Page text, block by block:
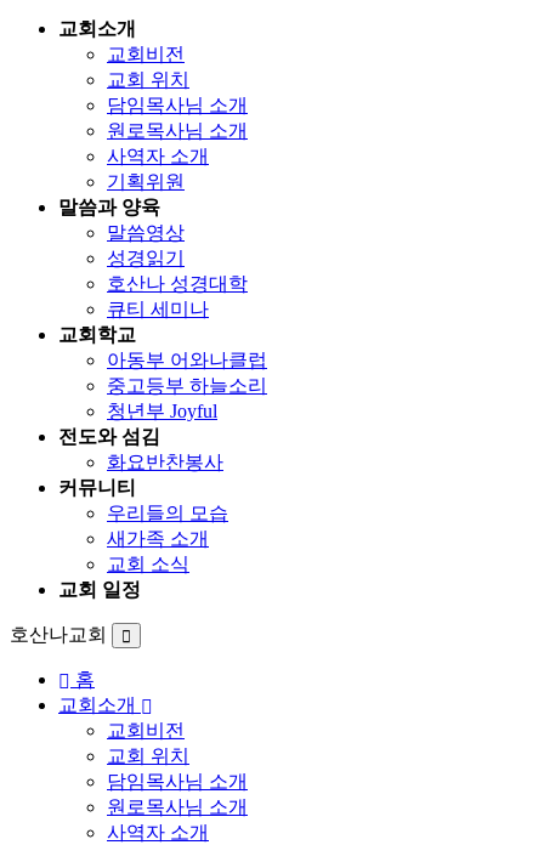
교회소개
교회비전
교회 위치
담임목사님 소개
원로목사님 소개
사역자 소개
기획위원
말씀과 양육
말씀영상
성경읽기
호산나 성경대학
큐티 세미나
교회학교
아동부 어와나클럽
중고등부 하늘소리
청년부 Joyful
전도와 섬김
화요반찬봉사
커뮤니티
우리들의 모습
새가족 소개
교회 소식
교회 일정
호산나교회
홈
교회소개
교회비전
교회 위치
담임목사님 소개
원로목사님 소개
사역자 소개